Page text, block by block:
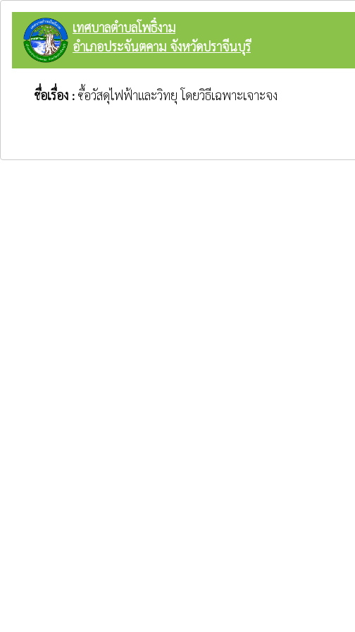
เทศบาลตำบลโพธิ์งาม
อำเภอประจันตคาม จังหวัดปราจีนบุรี
ชื่อเรื่อง : ซื้อวัสดุไฟฟ้าและวิทยุ โดยวิธีเฉพาะเจาะจง